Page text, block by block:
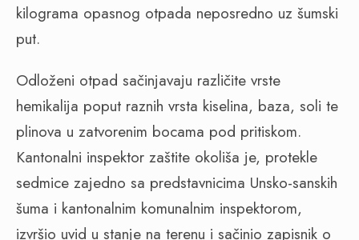
kilograma opasnog otpada neposredno uz šumski
put.
Odloženi otpad sačinjavaju različite vrste
hemikalija poput raznih vrsta kiselina, baza, soli te
plinova u zatvorenim bocama pod pritiskom.
Kantonalni inspektor zaštite okoliša je, protekle
sedmice zajedno sa predstavnicima Unsko-sanskih
šuma i kantonalnim komunalnim inspektorom,
izvršio uvid u stanje na terenu i sačinio zapisnik o